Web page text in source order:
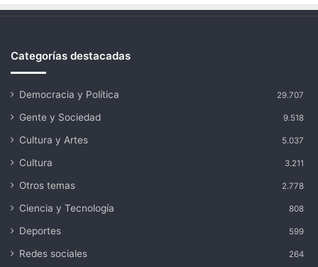
Categorías destacadas
Democracia y Política 29.707
Gente y Sociedad 9.518
Cultura y Artes 5.037
Cultura 3.211
Otros temas 2.778
Ciencia y Tecnología 808
Deportes 599
Redes sociales 264